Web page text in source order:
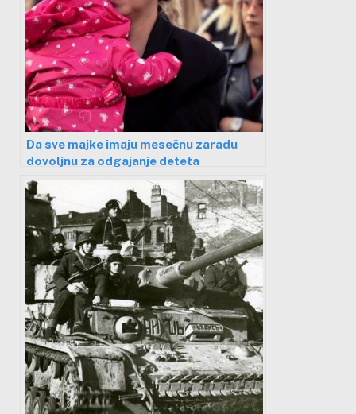
Da sve majke imaju mesečnu zaradu
dovoljnu za odgajanje deteta